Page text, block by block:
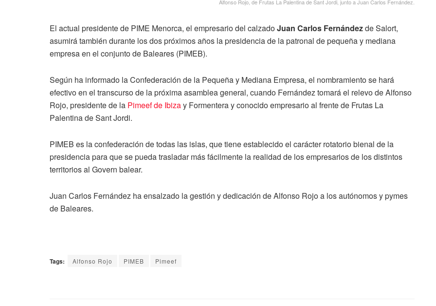
Alfonso Rojo, de Frutas La Palentina de Sant Jordi, junto a Juan Carlos Fernández.
El actual presidente de PIME Menorca, el empresario del calzadoJuan Carlos Fernándezde Salort,
asumirá también durante los dos próximos años la presidencia de la patronal de pequeña y mediana
empresa en el conjunto de Baleares (PIMEB).
Según ha informado la Confederación de la Pequeña y Mediana Empresa, el nombramiento se hará
efectivo en el transcurso de la próxima asamblea general, cuando Fernández tomará el relevo de Alfonso
Rojo, presidente de la Pimeef de Ibizay Formentera y conocido empresario al frente de Frutas La
Palentina de Sant Jordi.
PIMEB es la confederación de todas las islas, que tiene establecido el carácter rotatorio bienal de la
presidencia para que se pueda trasladar más fácilmente la realidad de los empresarios de los distintos
territorios al Govern balear.
Juan Carlos Fernández ha ensalzado la gestión y dedicación de Alfonso Rojo a los autónomos y pymes
de Baleares.
Tags: Alfonso Rojo PIMEB Pimeef